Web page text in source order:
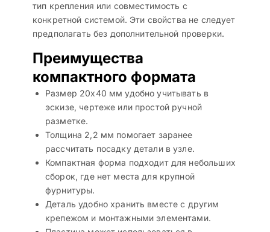
тип крепления или совместимость с
конкретной системой. Эти свойства не следует
предполагать без дополнительной проверки.
Преимущества
компактного формата
Размер 20х40 мм удобно учитывать в
эскизе, чертеже или простой ручной
разметке.
Толщина 2,2 мм помогает заранее
рассчитать посадку детали в узле.
Компактная форма подходит для небольших
сборок, где нет места для крупной
фурнитуры.
Деталь удобно хранить вместе с другим
крепежом и монтажными элементами.